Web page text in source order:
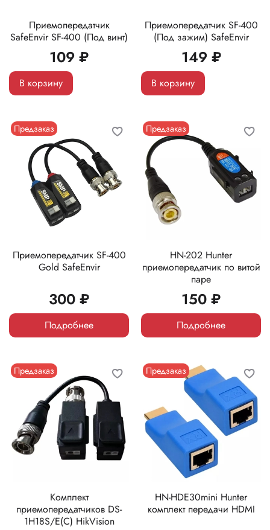
Приемопередатчик
SafeEnvir SF-400 (Под винт)
109 ₽
В корзину
Приемопередатчик SF-400
(Под зажим) SafeEnvir
149 ₽
В корзину
Предзаказ
Приемопередатчик SF-400
Gold SafeEnvir
300 ₽
Подробнее
Предзаказ
HN-202 Hunter
приемопередатчик по витой
паре
150 ₽
Подробнее
Предзаказ
Комплект
приемопередатчиков DS-
1H18S/E(C) HikVision
Предзаказ
HN-HDE30mini Hunter
комплект передачи HDMI